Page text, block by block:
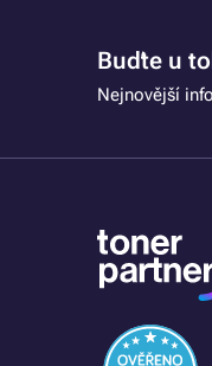
Buďte u
Nejnovější